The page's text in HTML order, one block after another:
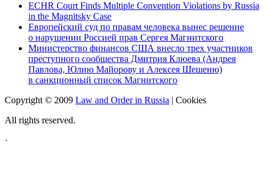
ECHR Court Finds Multiple Convention Violations by Russia
in the Magnitsky Case
Европейский суд по правам человека вынес решение
о нарушении Россией прав Сергея Магнитского
Министерство финансов США внесло трех участников
преступного сообщества Дмитрия Клюева (Андрея
Павлова, Юлию Майорову и Алексея Шешеню)
в санкционный список Магнитского
Copyright © 2009 Law and Order in Russia | Cookies
All rights reserved.
·